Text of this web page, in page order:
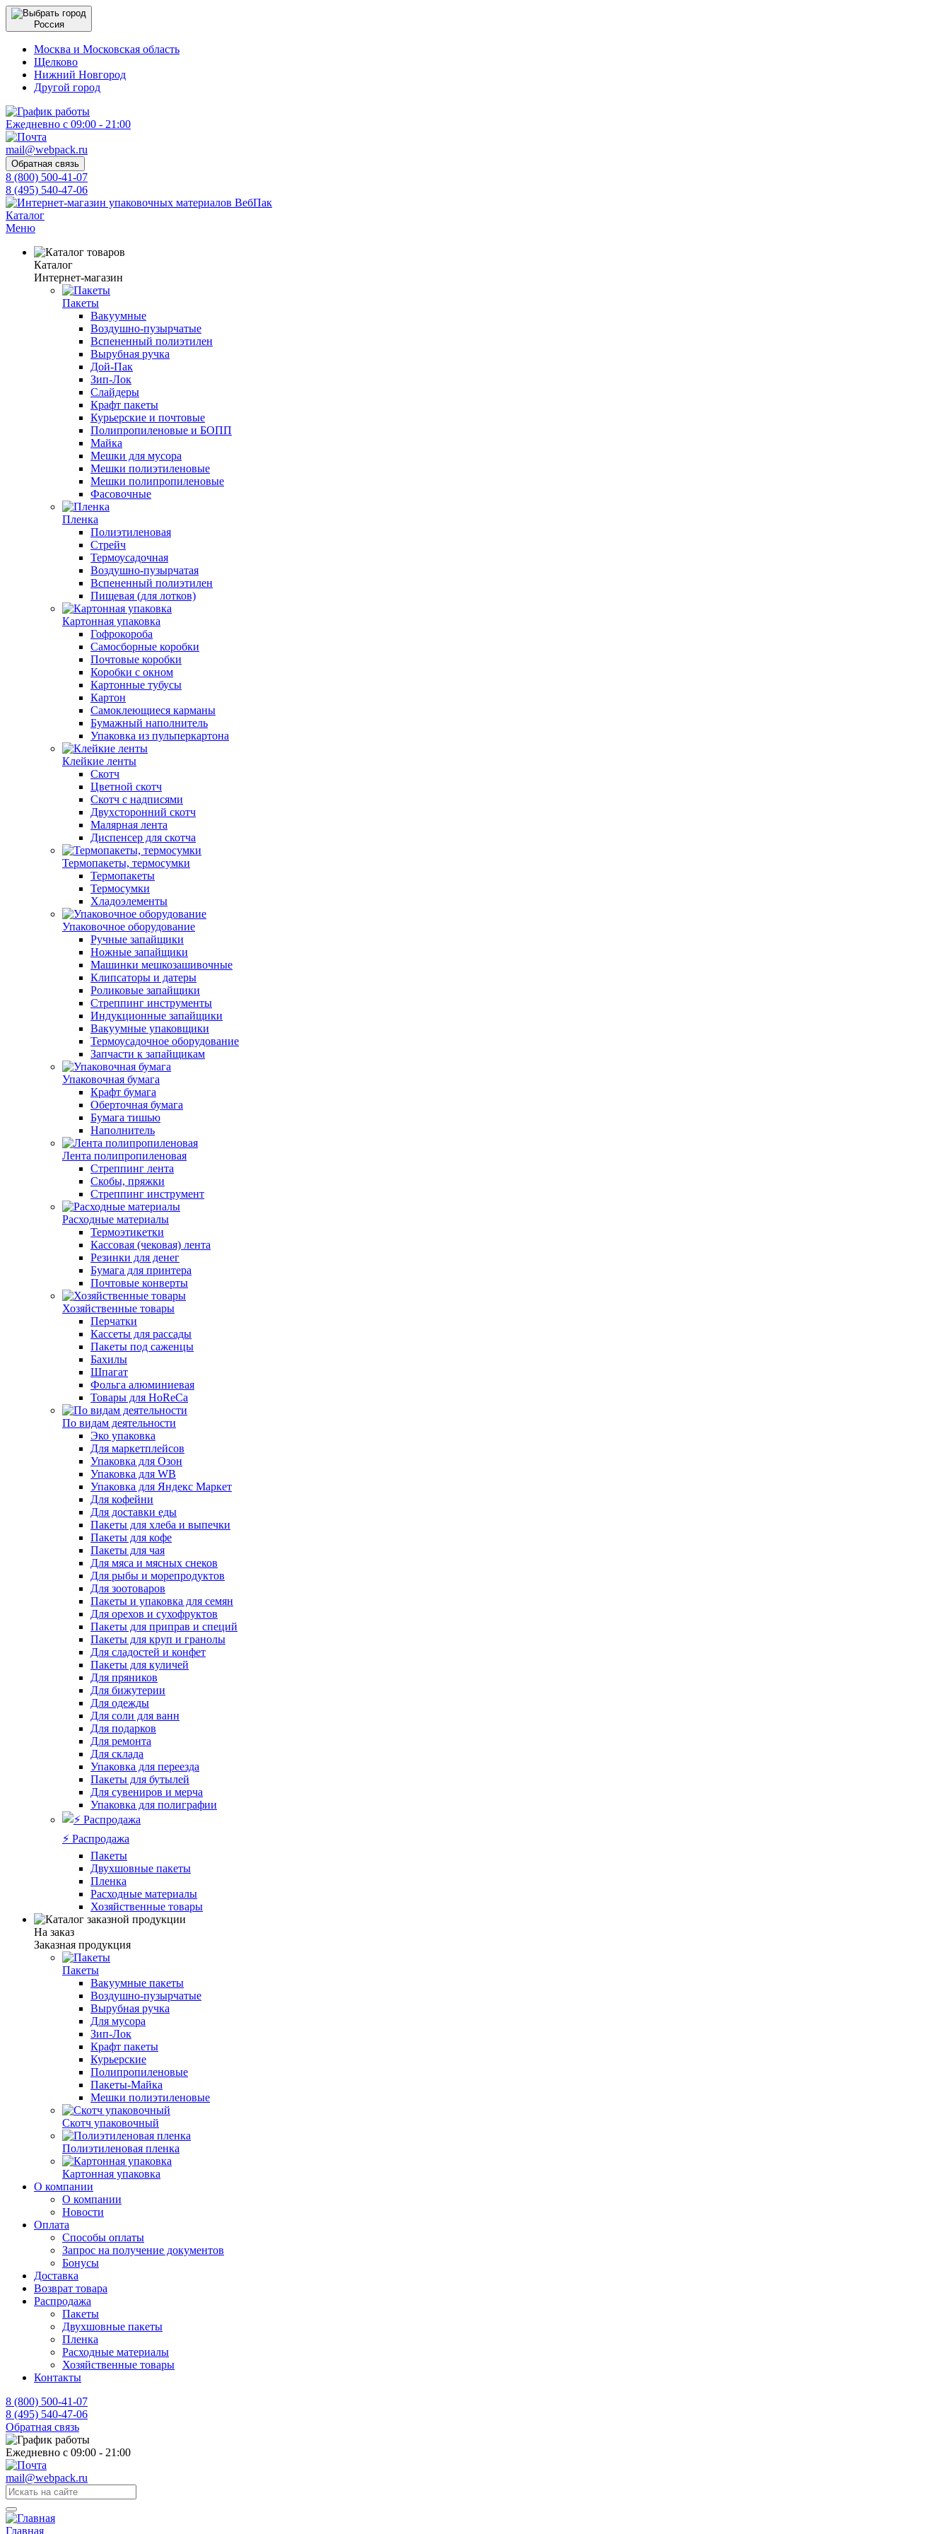
Россия
Москва и Московская область
Щелково
Нижний Новгород
Другой город
Ежедневно с 09:00 - 21:00
mail@webpack.ru
Обратная связь
8 (800) 500-41-07
8 (495) 540-47-06
Каталог
Меню
Каталог
Интернет-магазин
Пакеты
Вакуумные
Воздушно-пузырчатые
Вспененный полиэтилен
Вырубная ручка
Дой-Пак
Зип-Лок
Слайдеры
Крафт пакеты
Курьерские и почтовые
Полипропиленовые и БОПП
Майка
Мешки для мусора
Мешки полиэтиленовые
Мешки полипропиленовые
Фасовочные
Пленка
Полиэтиленовая
Стрейч
Термоусадочная
Воздушно-пузырчатая
Вспененный полиэтилен
Пищевая (для лотков)
Картонная упаковка
Гофрокороба
Самосборные коробки
Почтовые коробки
Коробки с окном
Картонные тубусы
Картон
Самоклеющиеся карманы
Бумажный наполнитель
Упаковка из пульперкартона
Клейкие ленты
Скотч
Цветной скотч
Скотч с надписями
Двухсторонний скотч
Малярная лента
Диспенсер для скотча
Термопакеты, термосумки
Термопакеты
Термосумки
Хладоэлементы
Упаковочное оборудование
Ручные запайщики
Ножные запайщики
Машинки мешкозашивочные
Клипсаторы и датеры
Роликовые запайщики
Стреппинг инструменты
Индукционные запайщики
Вакуумные упаковщики
Термоусадочное оборудование
Запчасти к запайщикам
Упаковочная бумага
Крафт бумага
Оберточная бумага
Бумага тишью
Наполнитель
Лента полипропиленовая
Стреппинг лента
Скобы, пряжки
Стреппинг инструмент
Расходные материалы
Термоэтикетки
Кассовая (чековая) лента
Резинки для денег
Бумага для принтера
Почтовые конверты
Хозяйственные товары
Перчатки
Кассеты для рассады
Пакеты под саженцы
Бахилы
Шпагат
Фольга алюминиевая
Товары для HoReCa
По видам деятельности
Эко упаковка
Для маркетплейсов
Упаковка для Озон
Упаковка для WB
Упаковка для Яндекс Маркет
Для кофейни
Для доставки еды
Пакеты для хлеба и выпечки
Пакеты для кофе
Пакеты для чая
Для мяса и мясных снеков
Для рыбы и морепродуктов
Для зоотоваров
Пакеты и упаковка для семян
Для орехов и сухофруктов
Пакеты для приправ и специй
Пакеты для круп и гранолы
Для сладостей и конфет
Пакеты для куличей
Для пряников
Для бижутерии
Для одежды
Для соли для ванн
Для подарков
Для ремонта
Для склада
Упаковка для переезда
Пакеты для бутылей
Для сувениров и мерча
Упаковка для полиграфии
⚡️ Распродажа
Пакеты
Двухшовные пакеты
Пленка
Расходные материалы
Хозяйственные товары
На заказ
Заказная продукция
Пакеты
Вакуумные пакеты
Воздушно-пузырчатые
Вырубная ручка
Для мусора
Зип-Лок
Крафт пакеты
Курьерские
Полипропиленовые
Пакеты-Майка
Мешки полиэтиленовые
Скотч упаковочный
Полиэтиленовая пленка
Картонная упаковка
О компании
О компании
Новости
Оплата
Способы оплаты
Запрос на получение документов
Бонусы
Доставка
Возврат товара
Распродажа
Пакеты
Двухшовные пакеты
Пленка
Расходные материалы
Хозяйственные товары
Контакты
8 (800) 500-41-07
8 (495) 540-47-06
Обратная связь
Ежедневно с 09:00 - 21:00
mail@webpack.ru
Главная